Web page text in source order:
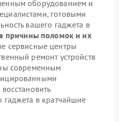
оборудованием и
готовыми
вашего гаджета в
причины поломок и их
сервисные центры
ремонт устройств
современным
гаджета в кратчайшие